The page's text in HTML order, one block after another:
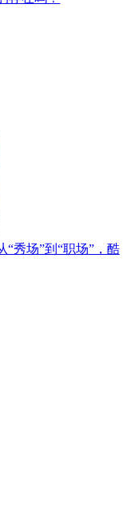
“秀场”到“职场”，酷